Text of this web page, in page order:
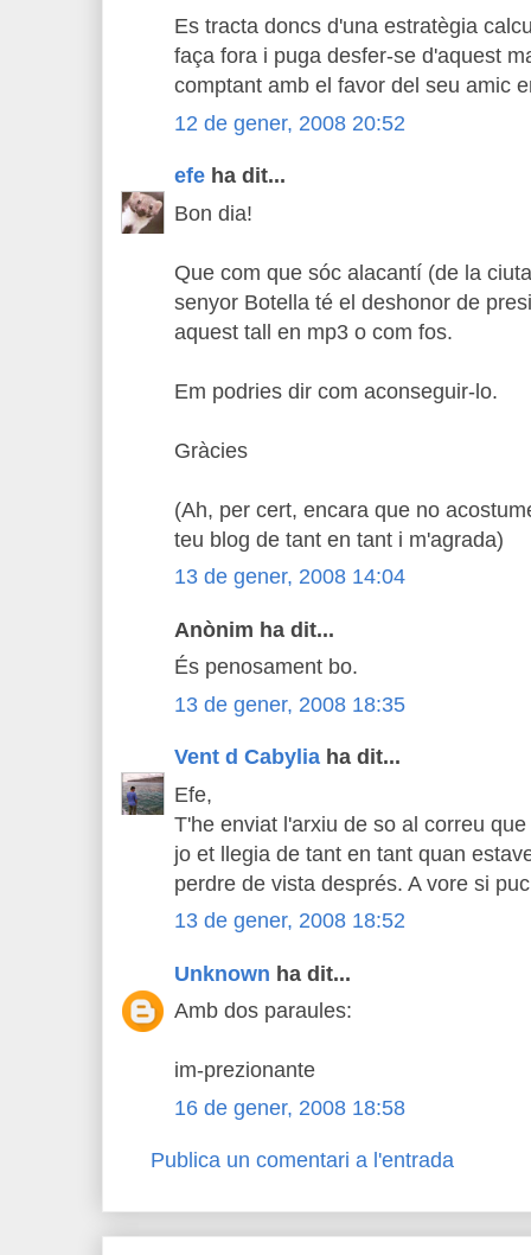
Es tracta doncs d'una estratègia
faça fora i puga desfer-se d'aquest
comptant amb el favor del seu amic
12 de gener, 2008 20:52
efe ha dit...
Bon dia!
Que com que sóc alacantí (de la
senyor Botella té el deshonor de
aquest tall en mp3 o com fos.
Em podries dir com aconseguir-lo.
Gràcies
(Ah, per cert, encara que no
teu blog de tant en tant i m'agrada)
13 de gener, 2008 14:04
Anònim ha dit...
És penosament bo.
13 de gener, 2008 18:35
Vent d Cabylia ha dit...
Efe,
T'he enviat l'arxiu de so al correu
jo et llegia de tant en tant quan
perdre de vista després. A vore si
13 de gener, 2008 18:52
Unknown ha dit...
Amb dos paraules:
im-prezionante
16 de gener, 2008 18:58
Publica un comentari a l'entrada